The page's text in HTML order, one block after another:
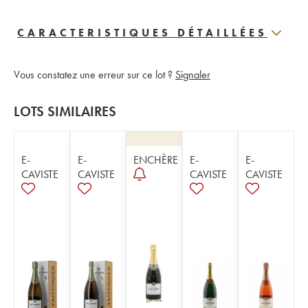
CARACTERISTIQUES DÉTAILLÉES
Vous constatez une erreur sur ce lot ? Signaler
LOTS SIMILAIRES
E-
CAVISTE
E-
CAVISTE
ENCHÈRE
E-
CAVISTE
E-
CAVISTE